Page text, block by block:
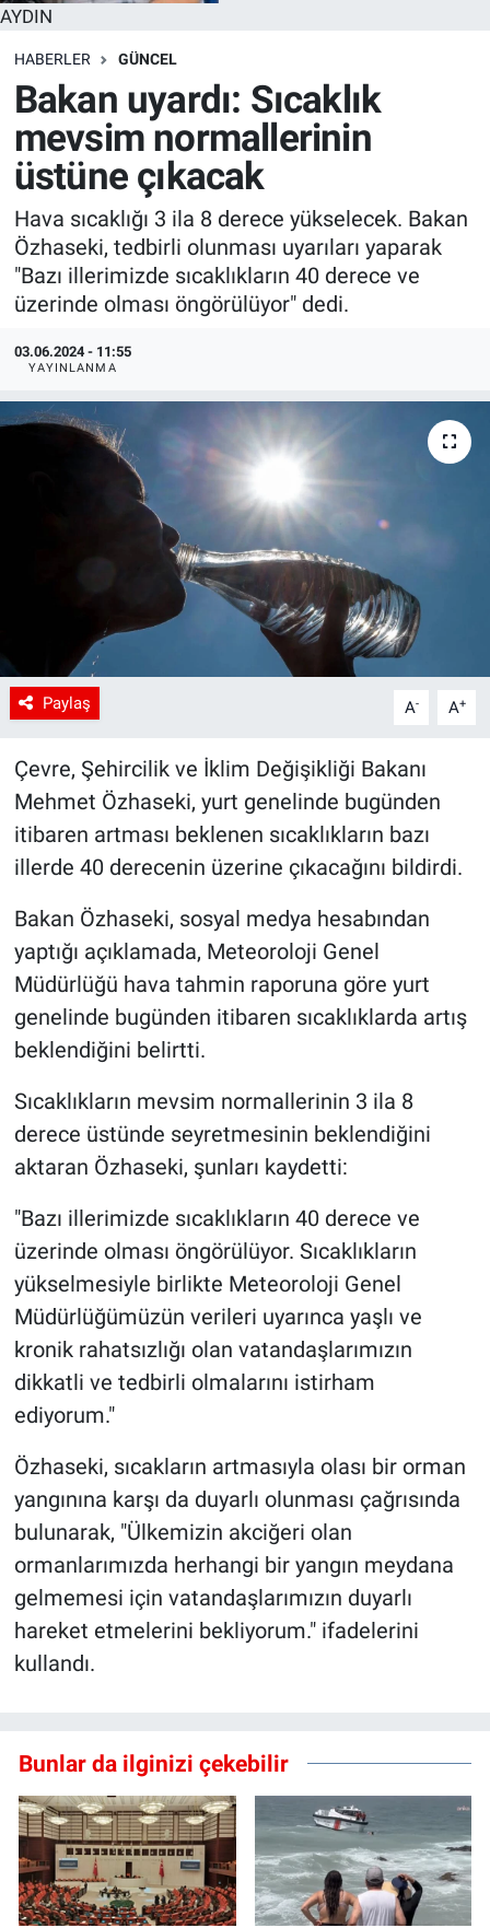
AYDIN
HABERLER GÜNCEL
Bakan uyardı: Sıcaklık
mevsim normallerinin
üstüne çıkacak
Hava sıcaklığı 3 ila 8 derece yükselecek. Bakan
Özhaseki, tedbirli olunması uyarıları yaparak
"Bazı illerimizde sıcaklıkların 40 derece ve
üzerinde olması öngörülüyor" dedi.
03.06.2024 - 11:55
YAYINLANMA
Paylaş A- A+
Çevre, Şehircilik ve İklim Değişikliği Bakanı
Mehmet Özhaseki, yurt genelinde bugünden
itibaren artması beklenen sıcaklıkların bazı
illerde 40 derecenin üzerine çıkacağını bildirdi.
Bakan Özhaseki, sosyal medya hesabından
yaptığı açıklamada, Meteoroloji Genel
Müdürlüğü hava tahmin raporuna göre yurt
genelinde bugünden itibaren sıcaklıklarda artış
beklendiğini belirtti.
Sıcaklıkların mevsim normallerinin 3 ila 8
derece üstünde seyretmesinin beklendiğini
aktaran Özhaseki, şunları kaydetti:
"Bazı illerimizde sıcaklıkların 40 derece ve
üzerinde olması öngörülüyor. Sıcaklıkların
yükselmesiyle birlikte Meteoroloji Genel
Müdürlüğümüzün verileri uyarınca yaşlı ve
kronik rahatsızlığı olan vatandaşlarımızın
dikkatli ve tedbirli olmalarını istirham
ediyorum."
Özhaseki, sıcakların artmasıyla olası bir orman
yangınına karşı da duyarlı olunması çağrısında
bulunarak, "Ülkemizin akciğeri olan
ormanlarımızda herhangi bir yangın meydana
gelmemesi için vatandaşlarımızın duyarlı
hareket etmelerini bekliyorum." ifadelerini
kullandı.
Bunlar da ilginizi çekebilir